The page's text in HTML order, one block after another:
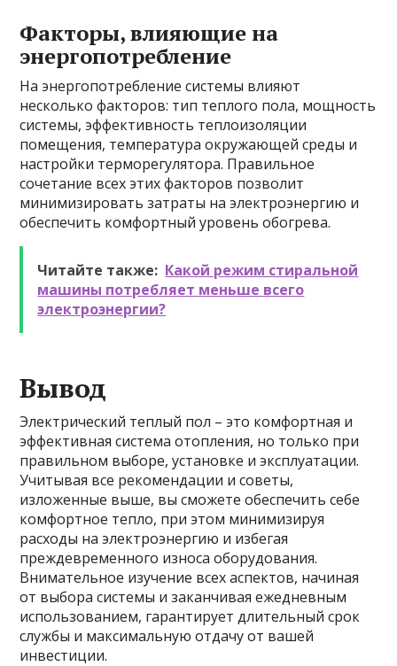
Факторы, влияющие на
энергопотребление
На энергопотребление системы влияют
несколько факторов: тип теплого пола, мощность
системы, эффективность теплоизоляции
помещения, температура окружающей среды и
настройки терморегулятора. Правильное
сочетание всех этих факторов позволит
минимизировать затраты на электроэнергию и
обеспечить комфортный уровень обогрева.
Читайте также: Какой режим стиральной
машины потребляет меньше всего
электроэнергии?
Вывод
Электрический теплый пол – это комфортная и
эффективная система отопления, но только при
правильном выборе, установке и эксплуатации.
Учитывая все рекомендации и советы,
изложенные выше, вы сможете обеспечить себе
комфортное тепло, при этом минимизируя
расходы на электроэнергию и избегая
преждевременного износа оборудования.
Внимательное изучение всех аспектов, начиная
от выбора системы и заканчивая ежедневным
использованием, гарантирует длительный срок
службы и максимальную отдачу от вашей
инвестиции.